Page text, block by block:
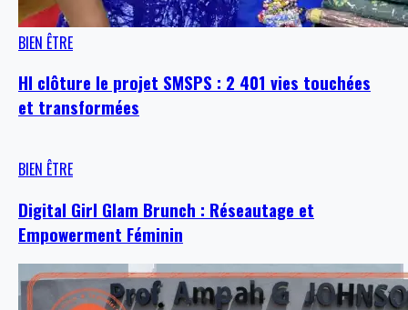
BIEN ÊTRE
HI clôture le projet SMSPS : 2 401 vies touchées
et transformées
BIEN ÊTRE
Digital Girl Glam Brunch : Réseautage et
Empowerment Féminin